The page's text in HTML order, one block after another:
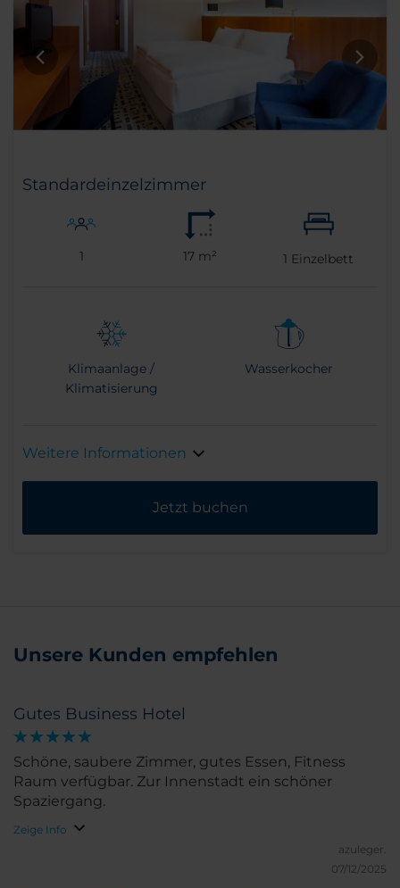
Standardeinzelzimmer
1 17 m² 1 Einzelbett
Klimaanlage /
Klimatisierung
Wasserkocher
Weitere Informationen
Jetzt buchen
Unsere Kunden empfehlen
Gutes Business Hotel
Schöne, saubere Zimmer, gutes Essen, Fitness
Raum verfügbar. Zur Innenstadt ein schöner
Spaziergang.
Zeige Info
azuleger.
07/12/2025